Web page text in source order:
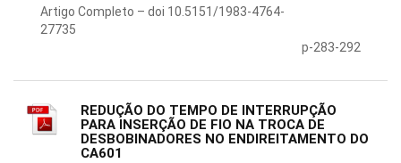
Artigo Completo – doi 10.5151/1983-4764-
27735
p-283-292
REDUÇÃO DO TEMPO DE INTERRUPÇÃO
PARA INSERÇÃO DE FIO NA TROCA DE
DESBOBINADORES NO ENDIREITAMENTO DO
CA601